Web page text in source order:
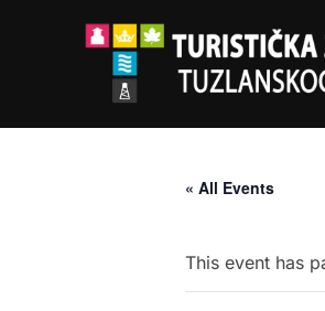
« All Events
This event has